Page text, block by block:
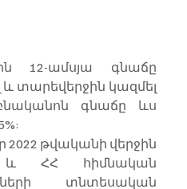
12-ամսյա գնաճը
և տարեվերջին կազմել
գնաճը ևս
2022 թվականի վերջին
և ՀՀ հիմնական
տնտեսական